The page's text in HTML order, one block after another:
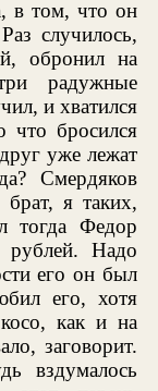
в том, что он
случилось,
обронил на
радужные
и хватился
что бросился
уже лежат
Смердяков
я таких,
тогда Федор
рублей. Надо
его он был
его, хотя
как и на
заговорит.
вздумалось